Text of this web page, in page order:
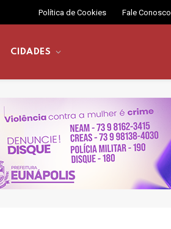
Política de Cookies Fale Conosco
CIDADES